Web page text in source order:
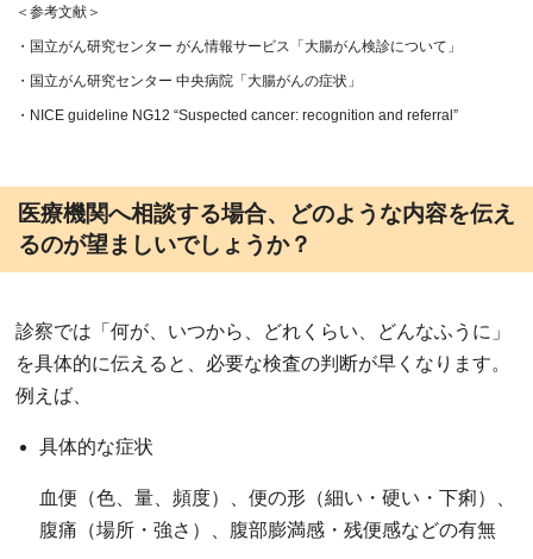
＜参考文献＞
・国立がん研究センター がん情報サービス「大腸がん検診について」
・国立がん研究センター 中央病院「大腸がんの症状」
・NICE guideline NG12 “Suspected cancer: recognition and referral”
医療機関へ相談する場合、どのような内容を伝え
るのが望ましいでしょうか？
診察では「何が、いつから、どれくらい、どんなふうに」
を具体的に伝えると、必要な検査の判断が早くなります。
例えば、
具体的な症状
血便（色、量、頻度）、便の形（細い・硬い・下痢）、
腹痛（場所・強さ）、腹部膨満感・残便感などの有無